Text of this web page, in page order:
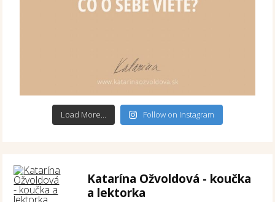
Load More... Follow on Instagram
Katarína Ožvoldová - koučka
a lektorka